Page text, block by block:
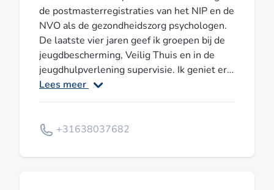
de postmasterregistraties van het NIP en de
NVO als de gezondheidszorg psychologen.
De laatste vier jaren geef ik groepen bij de
jeugdbescherming, Veilig Thuis en in de
jeugdhulpverlening supervisie. Ik geniet erg
van de dynamiek die er is en de steun,
herkenning en erkenning onderling. Graag
opdrachten en middelen. Er is altijd iets
zelf in mijn eigen praktijk in de Basis GGZ in
Lees meer
+31638037682